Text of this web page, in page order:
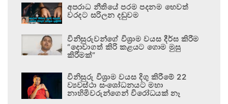
අපරාධ නීතියේ පරම පදනම හෙවත්
වරදට සරිලන දඬුවම
විනිසුරුවන්ගේ විශ්‍රාම වයස දීර්ඝ කිරීම
“දොවාගත් කිරි කළයට ගොම මුසු
කිරීමක්”
විනිසුරු විශ්‍රාම වයස දිගු කිරීමේ 22
ව්‍යවස්ථා සංශෝධනයට මහා
නාහිමිවරුන්ගෙන් විරෝධයක් නෑ